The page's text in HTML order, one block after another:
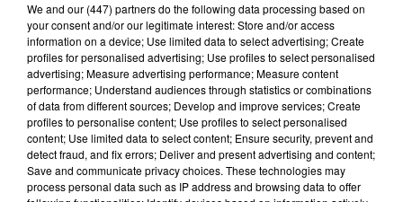
Lecture (2 min 42 sec)
100% Chez vous dans le Tarn
13 mai 2024 - 2 min 42 sec
PODCAST DE L'ÉMISSION 100% CHEZ VOUS
We and our (447) partnersdo the following data processing based on
your consent and/or our legitimate interest: Store and/or access
information on a device; Use limited data to select advertising; Create
profiles for personalised advertising; Use profiles to select personalised
advertising; Measure advertising performance; Measure content
performance; Understand audiences through statistics or combinations
of data from different sources; Develop and improve services; Create
profiles to personalise content; Use profiles to select personalised
content; Use limited data to select content; Ensure security, prevent and
detect fraud, and fix errors; Deliver and present advertising and content;
Save and communicate privacy choices. These technologies may
process personal data such as IP address and browsing data to offer